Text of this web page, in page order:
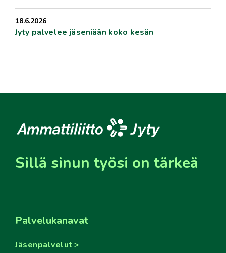
18.6.2026
Jyty palvelee jäseniään koko kesän
Sillä sinun työsi on tärkeä
Palvelukanavat
Jäsenpalvelut